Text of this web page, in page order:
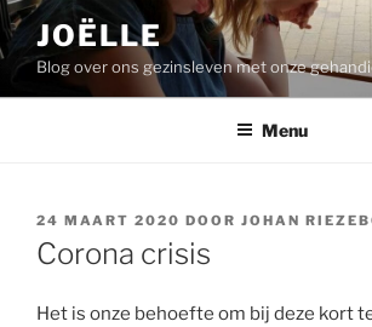
Ga
naar
de
inhoud
JOËLLE
Blog over ons gezinsleven met onze
Menu
GEPLAATST
OP
24 MAART 2020 DOOR JOHAN
Corona crisis
Het is onze behoefte om bij deze kort